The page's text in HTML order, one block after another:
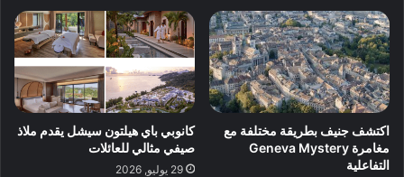
اكتشف جنيف بطريقة مختلفة مع
مغامرة Geneva Mystery
التفاعلية
كانوبي باي هيلتون سيشل يقدم ملاذ
صيفي مثالي للعائلات
29 يوليو, 2026